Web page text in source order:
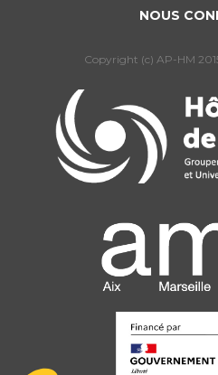
NOUS
Copyright (c) AP-HM